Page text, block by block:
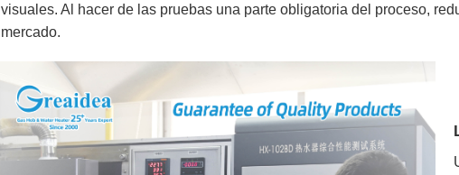
visuales. Al hacer de las pruebas una parte obligatoria del proceso,
mercado.